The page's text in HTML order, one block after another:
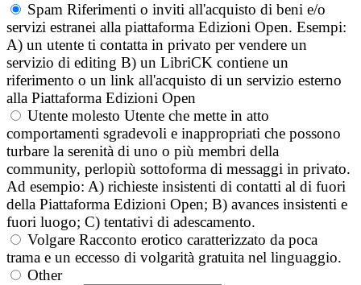
Spam Riferimenti o inviti all'acquisto di beni e/o
servizi estranei alla piattaforma Edizioni Open. Esempi:
A) un utente ti contatta in privato per vendere un
servizio di editing B) un LibriCK contiene un
riferimento o un link all'acquisto di un servizio esterno
alla Piattaforma Edizioni Open
Utente molesto Utente che mette in atto
comportamenti sgradevoli e inappropriati che possono
turbare la serenità di uno o più membri della
community, perlopiù sottoforma di messaggi in privato.
Ad esempio: A) richieste insistenti di contatti al di fuori
della Piattaforma Edizioni Open; B) avances insistenti e
fuori luogo; C) tentativi di adescamento.
Volgare Racconto erotico caratterizzato da poca
trama e un eccesso di volgarità gratuita nel linguaggio.
Other